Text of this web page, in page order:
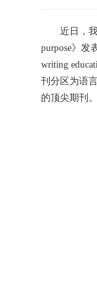
近日，
purpose》发
writing
刊分区为语
的顶尖期刊。